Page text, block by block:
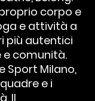
corpo e
e attività a
più autentici
e comunità.
Sport Milano,
e i
Il